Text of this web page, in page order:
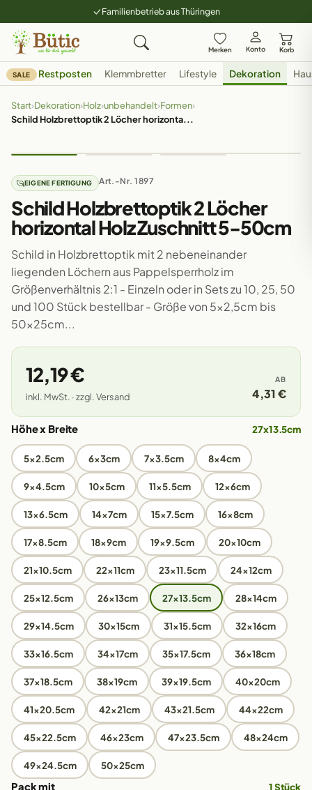
Familienbetrieb aus Thüringen
Merken Konto Korb
SALE Restposten Klemmbretter Lifestyle Dekoration
Start›Dekoration›Holz›unbehandelt›Formen›
Schild Holzbrettoptik 2 Löcher horizonta...
EIGENE FERTIGUNG Art.-Nr. 1897
Schild Holzbrettoptik 2 Löcher
horizontal Holz Zuschnitt 5-50cm
Schild in Holzbrettoptik mit 2 nebeneinander
liegenden Löchern aus Pappelsperrholz im
Größenverhältnis 2:1 - Einzeln oder in Sets zu 10, 25, 50
und 100 Stück bestellbar - Größe von 5x2,5cm bis
50x25cm...
12,19 €
inkl. MwSt. · zzgl. Versand
AB
4,31 €
Höhe x Breite 27x13.5cm
5x2.5cm 6x3cm 7x3.5cm 8x4cm
9x4.5cm 10x5cm 11x5.5cm 12x6cm
13x6.5cm 14x7cm 15x7.5cm 16x8cm
17x8.5cm 18x9cm 19x9.5cm 20x10cm
21x10.5cm 22x11cm 23x11.5cm 24x12cm
25x12.5cm 26x13cm 27x13.5cm 28x14cm
29x14.5cm 30x15cm 31x15.5cm 32x16cm
33x16.5cm 34x17cm 35x17.5cm 36x18cm
37x18.5cm 38x19cm 39x19.5cm 40x20cm
41x20.5cm 42x21cm 43x21.5cm 44x22cm
45x22.5cm 46x23cm 47x23.5cm 48x24cm
49x24.5cm 50x25cm
Pack mit 1 Stück